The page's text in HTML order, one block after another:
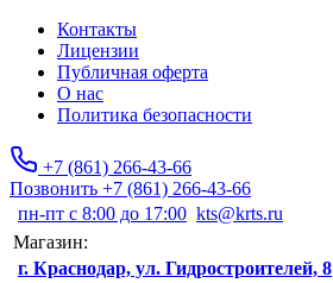
Контакты
Лицензии
Публичная оферта
О нас
Политика безопасности
+7 (861) 266-43-66
Позвонить +7 (861) 266-43-66
пн-пт с 8:00 до 17:00 kts@krts.ru
Магазин:
г. Краснодар, ул. Гидростроителей, 8